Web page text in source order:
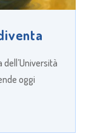
oggi